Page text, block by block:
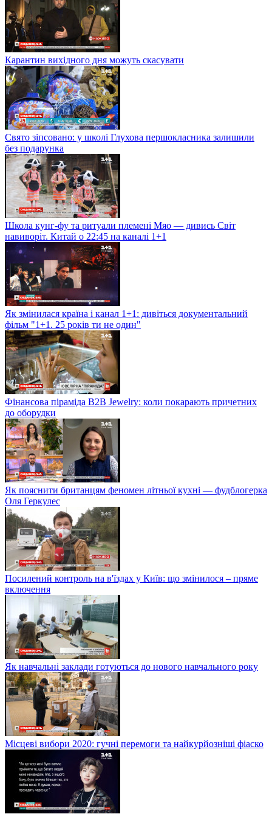
Карантин вихідного дня можуть скасувати
Свято зіпсовано: у школі Глухова першокласника залишили
без подарунка
Школа кунг-фу та ритуали племені Мяо — дивись Світ
навиворіт. Китай о 22:45 на каналі 1+1
Як змінилася країна і канал 1+1: дивіться документальний
фільм "1+1. 25 років ти не один"
Фінансова піраміда B2B Jewelry: коли покарають причетних
до оборудки
Як пояснити британцям феномен літньої кухні — фудблогерка
Оля Геркулес
Посилений контроль на в'їздах у Київ: що змінилося – пряме
включення
Як навчальні заклади готуються до нового навчального року
Місцеві вибори 2020: гучні перемоги та найкурйозніші фіаско